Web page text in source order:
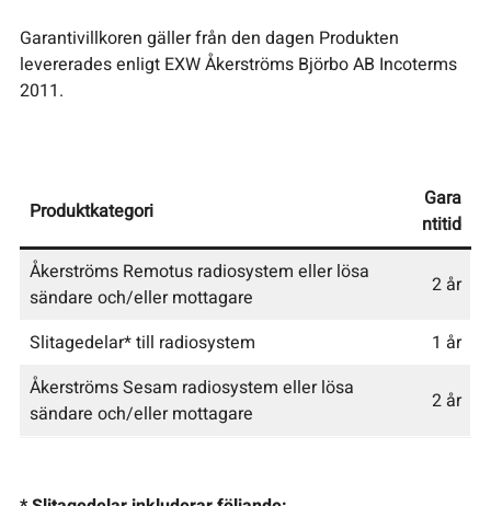
Garantivillkoren gäller från den dagen Produkten
levererades enligt EXW Åkerströms Björbo AB Incoterms
2011.
Produktkategori
Gara
ntitid
Åkerströms Remotus radiosystem eller lösa
sändare och/eller mottagare
2 år
Slitagedelar* till radiosystem
1 år
Åkerströms Sesam radiosystem eller lösa
sändare och/eller mottagare
2 år